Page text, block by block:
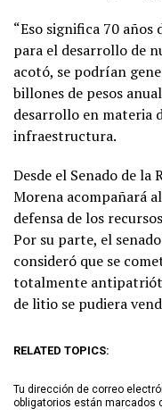
“Eso significa 70
para el desarrollo de
acotó, se podrían
billones de pesos
desarrollo en materia
infraestructura.
Desde el Senado de la
Morena acompañará
defensa de los
Por su parte, el
consideró que se
totalmente
de litio se pudiera
RELATED TOPICS:
Tu dirección de correo
obligatorios están marcados